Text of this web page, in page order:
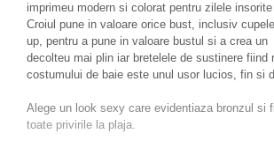
imprimeu modern si colorat pentru zilele
Croiul pune in valoare orice bust, inclusiv
up, pentru a pune in valoare bustul si a crea un
decolteu mai plin iar bretelele de sustinere fiind
costumului de baie este unul usor lucios, fin si
Alege un look sexy care evidentiaza bronzul si
toate privirile la plaja.